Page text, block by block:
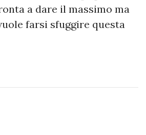
a dare il massimo ma
farsi sfuggire questa